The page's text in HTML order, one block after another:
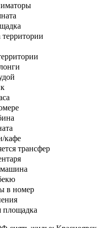
кафе
трансфер
в номер
площадка